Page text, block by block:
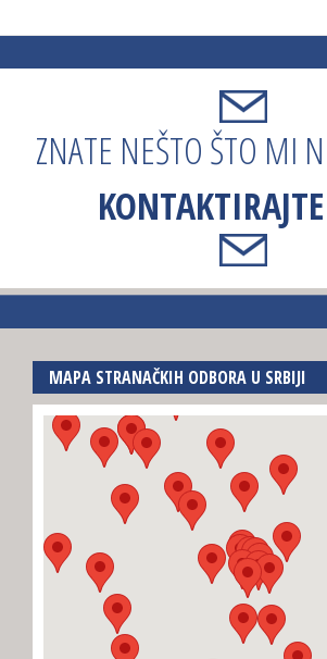
ZNATE NEŠTO ŠTO MI
MAPA STRANAČKIH ODBORA U SRBIJI